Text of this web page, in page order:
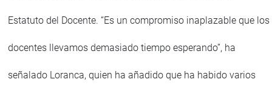
Estatuto del Docente. “Es un compromiso inaplazable que los
docentes llevamos demasiado tiempo esperando”, ha
señalado Loranca, quien ha añadido que ha habido varios